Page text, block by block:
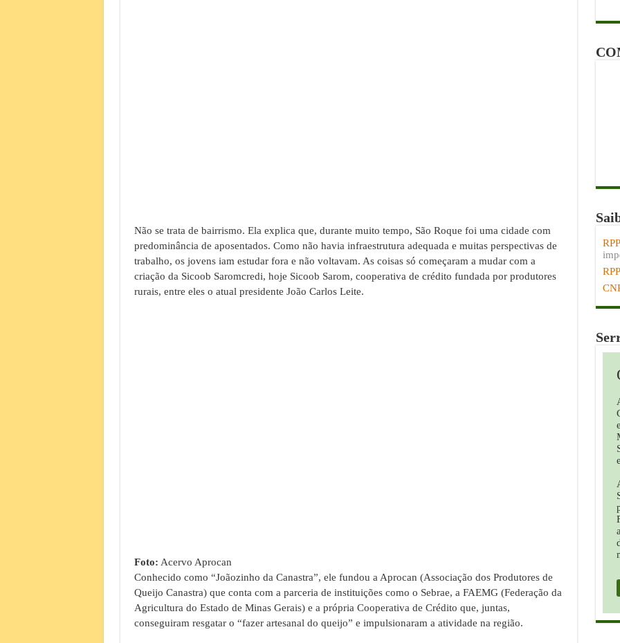
Não se trata de bairrismo. Ela explica que, durante muito tempo, São Roque foi uma cidade com
predominância de aposentados. Como não havia infraestrutura adequada e muitas perspectivas de
trabalho, os jovens iam estudar fora e não voltavam. As coisas só começaram a mudar com a
criação da Sicoob Saromcredi, hoje Sicoob Sarom, cooperativa de crédito fundada por produtores
rurais, entre eles o atual presidente João Carlos Leite.
Foto: Acervo Aprocan
Conhecido como “Joãozinho da Canastra”, ele fundou a Aprocan (Associação dos Produtores de
Queijo Canastra) que conta com a parceria de instituições como o Sebrae, a FAEMG (Federação da
Agricultura do Estado de Minas Gerais) e a própria Cooperativa de Crédito que, juntas,
conseguiram resgatar o “fazer artesanal do queijo” e impulsionaram a atividade na região.